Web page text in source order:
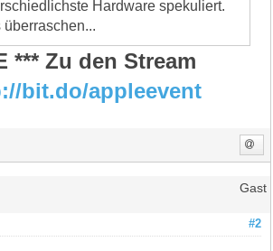
Hardware spekuliert.
überraschen...
*** Zu den Stream
bit.do/appleevent
Gast
#2